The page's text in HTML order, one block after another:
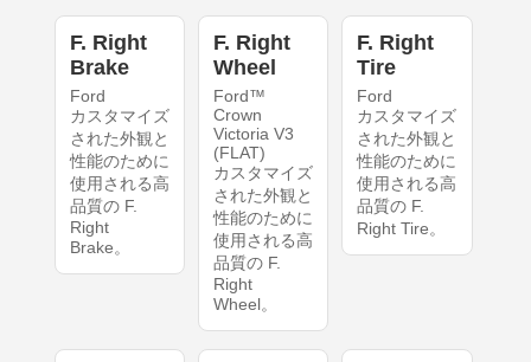
F. Right
Brake
Ford
カスタマイズ
された外観と
性能のために
使用される高
品質の F.
Right
Brake。
F. Right
Wheel
Ford™
Crown
Victoria V3
(FLAT)
カスタマイズ
された外観と
性能のために
使用される高
品質の F.
Right
Wheel。
F. Right
Tire
Ford
カスタマイズ
された外観と
性能のために
使用される高
品質の F.
Right Tire。